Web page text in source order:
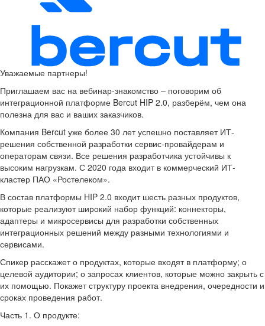
Уважаемые партнеры!
Приглашаем вас на вебинар-знакомство – поговорим об
интеграционной платформе Bercut HIP 2.0, разберём, чем она
полезна для вас и ваших заказчиков.
Компания Bercut уже более 30 лет успешно поставляет ИТ-
решения собственной разработки сервис-провайдерам и
операторам связи. Все решения разработчика устойчивы к
высоким нагрузкам. С 2020 года входит в коммерческий ИТ-
кластер ПАО «Ростелеком».
В состав платформы HIP 2.0 входит шесть разных продуктов,
которые реализуют широкий набор функций: коннекторы,
адаптеры и микросервисы для разработки собственных
интеграционных решений между разными технологиями и
сервисами.
Спикер расскажет о продуктах, которые входят в платформу; о
целевой аудитории; о запросах клиентов, которые можно закрыть с
их помощью. Покажет структуру проекта внедрения, очередности и
сроках проведения работ.
Часть 1. О продукте: